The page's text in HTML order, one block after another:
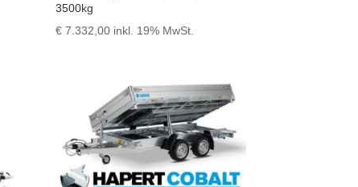
3500kg
€ 7.332,00 inkl. 19% MwSt.